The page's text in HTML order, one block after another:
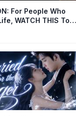
For People Who
WATCH THIS To